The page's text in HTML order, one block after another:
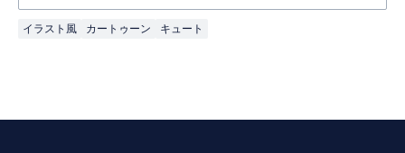
イラスト風 カートゥーン キュート